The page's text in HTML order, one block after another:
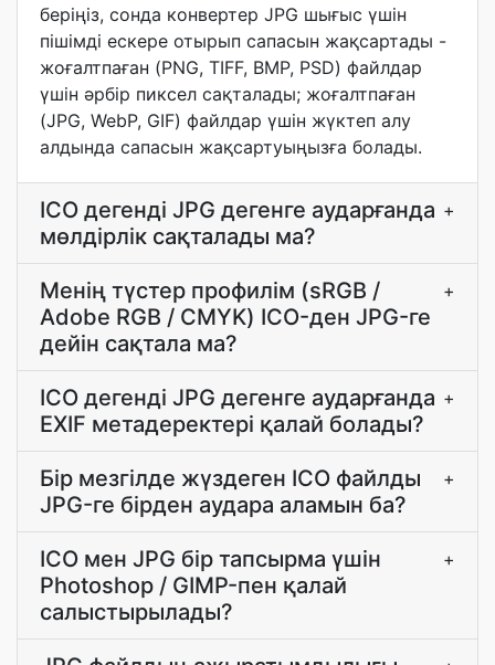
беріңіз, сонда конвертер JPG шығыс үшін
пішімді ескере отырып сапасын жақсартады -
жоғалтпаған (PNG, TIFF, BMP, PSD) файлдар
үшін әрбір пиксел сақталады; жоғалтпаған
(JPG, WebP, GIF) файлдар үшін жүктеп алу
алдында сапасын жақсартуыңызға болады.
ICO дегенді JPG дегенге аударғанда
мөлдірлік сақталады ма?
+
Менің түстер профилім (sRGB /
Adobe RGB / CMYK) ICO-ден JPG-ге
дейін сақтала ма?
+
ICO дегенді JPG дегенге аударғанда
EXIF метадеректері қалай болады?
+
Бір мезгілде жүздеген ICO файлды
JPG-ге бірден аудара аламын ба?
+
ICO мен JPG бір тапсырма үшін
Photoshop / GIMP-пен қалай
салыстырылады?
+